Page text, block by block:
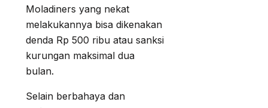
Moladiners yang nekat
melakukannya bisa dikenakan
denda Rp 500 ribu atau sanksi
kurungan maksimal dua
bulan.
Selain berbahaya dan